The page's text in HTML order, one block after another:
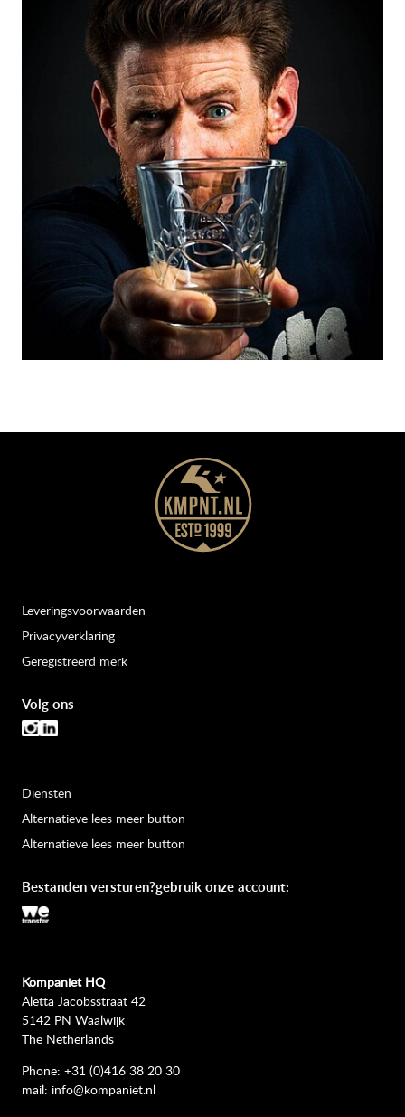
Leveringsvoorwaarden
Privacyverklaring
Geregistreerd merk
Volg ons
Diensten
Alternatieve lees meer button
Alternatieve lees meer button
Bestanden versturen?gebruik onze account:
Kompaniet HQ
Aletta Jacobsstraat 42
5142 PN Waalwijk
The Netherlands
Phone: +31 (0)416 38 20 30
mail: info@kompaniet.nl